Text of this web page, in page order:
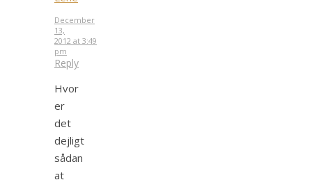
December
13,
2012 at 3:49
pm
Reply
Hvor
er
det
dejligt
sådan
at